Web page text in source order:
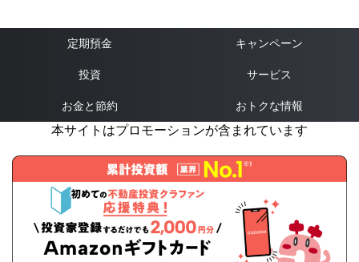
定期預金 キャンペーン
投資 サービス
お金と節約 おトクな情報
本サイトはプロモーションが含まれています